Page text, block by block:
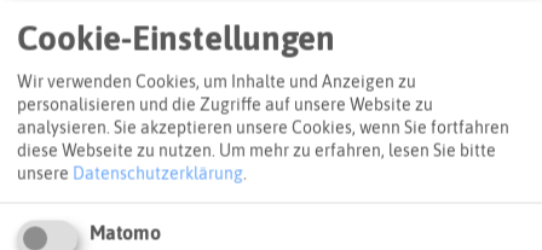
eine typische Zechensiedlung. Hier ist v.a. die
Webseite
BILDERGALERIE
Weitere Impressionen
Cookie-Einstellungen
Wir verwenden Cookies, um Inhalte und Anzeigen zu
personalisieren und die Zugriffe auf unsere Website zu
analysieren. Sie akzeptieren unsere Cookies, wenn Sie fortfahren
diese Webseite zu nutzen. Um mehr zu erfahren, lesen Sie bitte
unsere Datenschutzerklärung.
Matomo